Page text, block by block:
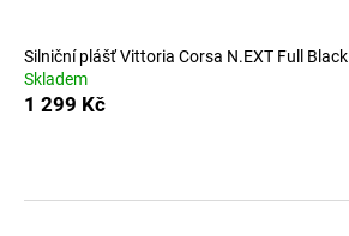
Silniční plášť Vittoria Corsa N.EXT Full Black
Skladem
1 299 Kč